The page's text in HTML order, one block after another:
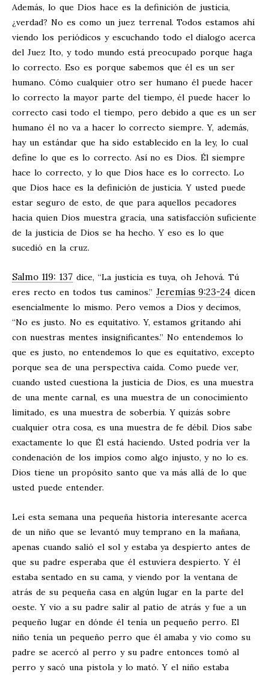
Además, lo que Dios hace es la definición de justicia,
¿verdad? No es como un juez terrenal. Todos estamos ahí
viendo los periódicos y escuchando todo el dialogo acerca
del Juez Ito, y todo mundo está preocupado porque haga
lo correcto. Eso es porque sabemos que él es un ser
humano. Cómo cualquier otro ser humano él puede hacer
lo correcto la mayor parte del tiempo, él puede hacer lo
correcto casi todo el tiempo, pero debido a que es un ser
humano él no va a hacer lo correcto siempre. Y, además,
hay un estándar que ha sido establecido en la ley, lo cual
define lo que es lo correcto. Así no es Dios. Él siempre
hace lo correcto, y lo que Dios hace es lo correcto. Lo
que Dios hace es la definición de justicia. Y usted puede
estar seguro de esto, de que para aquellos pecadores
hacia quien Dios muestra gracia, una satisfacción suficiente
de la justicia de Dios se ha hecho. Y eso es lo que
sucedió en la cruz.
Salmo 119: 137dice, “La justicia es tuya, oh Jehová. Tú
eres recto en todos tus caminos.” Jeremías 9:23-24 dicen
esencialmente lo mismo. Pero vemos a Dios y decimos,
“No es justo. No es equitativo. Y, estamos gritando ahí
con nuestras mentes insignificantes.” No entendemos lo
que es justo, no entendemos lo que es equitativo, excepto
porque sea de una perspectiva caída. Como puede ver,
cuando usted cuestiona la justicia de Dios, es una muestra
de una mente carnal, es una muestra de un conocimiento
limitado, es una muestra de soberbia. Y quizás sobre
cualquier otra cosa, es una muestra de fe débil. Dios sabe
exactamente lo que Él está haciendo. Usted podría ver la
condenación de los impíos como algo injusto, y no lo es.
Dios tiene un propósito santo que va más allá de lo que
usted puede entender.
Leí esta semana una pequeña historia interesante acerca
de un niño que se levantó muy temprano en la mañana,
apenas cuando salió el sol y estaba ya despierto antes de
que su padre esperaba que él estuviera despierto. Y él
estaba sentado en su cama, y viendo por la ventana de
atrás de su pequeña casa en algún lugar en la parte del
oeste. Y vio a su padre salir al patio de atrás y fue a un
pequeño lugar en dónde él tenía un pequeño perro. El
niño tenía un pequeño perro que él amaba y vio como su
padre se acercó al perro y su padre entonces tomó al
perro y sacó una pistola y lo mató. Y el niño estaba